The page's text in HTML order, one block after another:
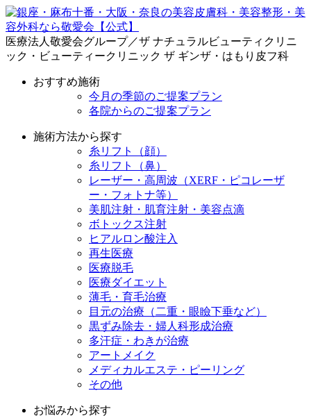
医療法人敬愛会グループ／ザ ナチュラルビューティクリニ
ック・ビューティークリニック ザ ギンザ・はもり皮フ科
おすすめ施術
今月の季節のご提案プラン
各院からのご提案プラン
施術方法から探す
糸リフト（顔）
糸リフト（鼻）
レーザー・高周波（XERF・ピコレーザ
ー・フォトナ等）
美肌注射・肌育注射・美容点滴
ボトックス注射
ヒアルロン酸注入
再生医療
医療脱毛
医療ダイエット
薄毛・育毛治療
目元の治療（二重・眼瞼下垂など）
黒ずみ除去・婦人科形成治療
多汗症・わきが治療
アートメイク
メディカルエステ・ピーリング
その他
お悩みから探す